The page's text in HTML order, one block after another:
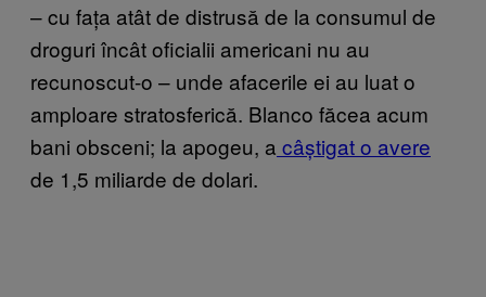
– cu fața atât de distrusă de la consumul de
droguri încât oficialii americani nu au
recunoscut-o – unde afacerile ei au luat o
amploare stratosferică. Blanco făcea acum
bani obsceni; la apogeu, a câștigat o avere
de 1,5 miliarde de dolari.